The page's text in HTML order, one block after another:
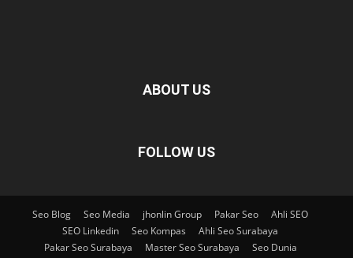
ABOUT US
FOLLOW US
Seo Blog Seo Media jhonlin Group Pakar Seo
Ahli SEO
SEO Linkedin
Seo Kompas
Ahli Seo Surabaya
Pakar Seo Surabaya
Master Seo Surabaya
Seo Dunia